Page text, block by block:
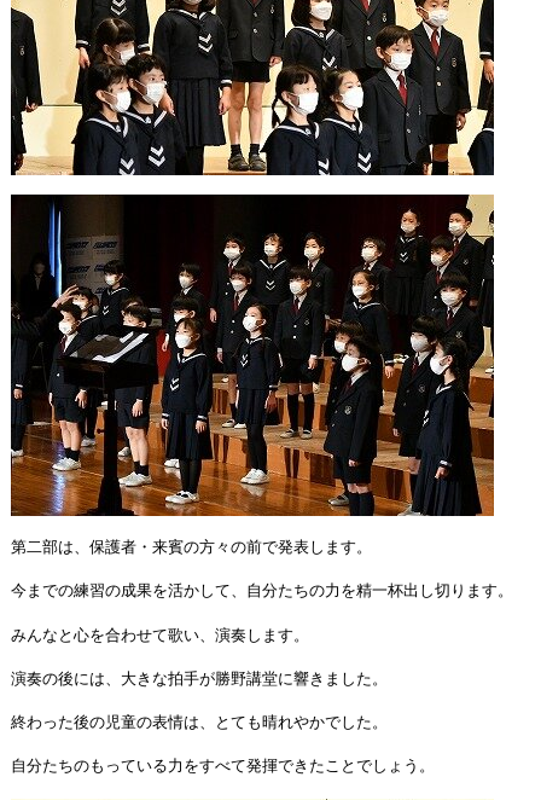
第二部は、保護者・来賓の方々の前で発表します。
今までの練習の成果を活かして、自分たちの力を精一杯出し切ります。
みんなと心を合わせて歌い、演奏します。
演奏の後には、大きな拍手が勝野講堂に響きました。
終わった後の児童の表情は、とても晴れやかでした。
自分たちのもっている力をすべて発揮できたことでしょう。